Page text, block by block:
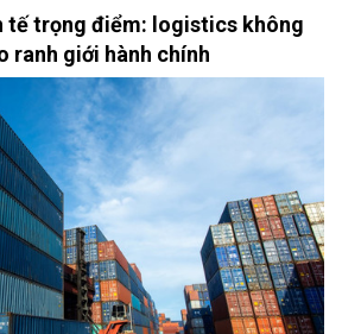
tế trọng điểm: logistics không
ranh giới hành chính